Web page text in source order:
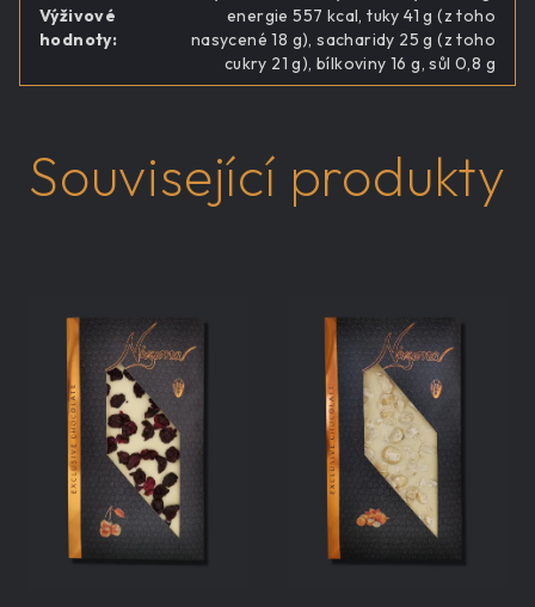
Výživové
hodnoty:
energie 557 kcal, tuky 41 g (z toho
nasycené 18 g), sacharidy 25 g (z toho
cukry 21 g), bílkoviny 16 g, sůl 0,8 g
Související produkty